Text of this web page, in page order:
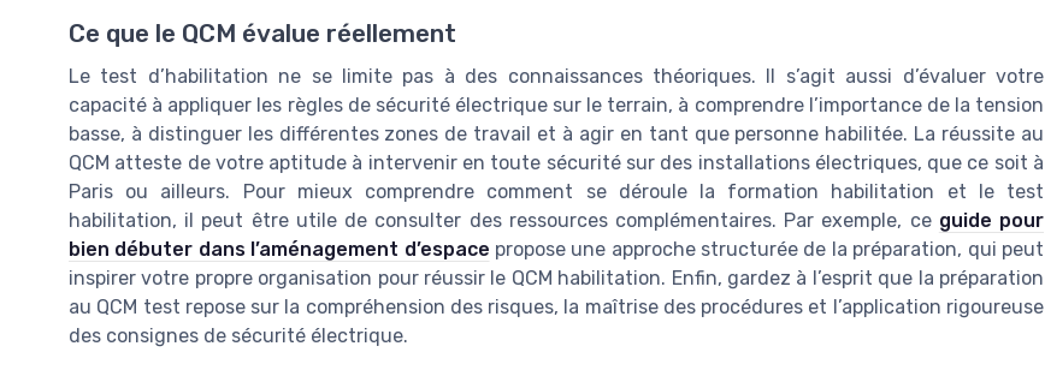
Ce que le QCM évalue réellement
Le test d’habilitation ne se limite pas à des connaissances théoriques. Il s’agit aussi d’évaluer votre
capacité à appliquer les règles de sécurité électrique sur le terrain, à comprendre l’importance de la tension
basse, à distinguer les différentes zones de travail et à agir en tant que personne habilitée. La réussite au
QCM atteste de votre aptitude à intervenir en toute sécurité sur des installations électriques, que ce soit à
Paris ou ailleurs. Pour mieux comprendre comment se déroule la formation habilitation et le test
habilitation, il peut être utile de consulter des ressources complémentaires. Par exemple, ce guide pour
bien débuter dans l’aménagement d’espace propose une approche structurée de la préparation, qui peut
inspirer votre propre organisation pour réussir le QCM habilitation. Enfin, gardez à l’esprit que la préparation
au QCM test repose sur la compréhension des risques, la maîtrise des procédures et l’application rigoureuse
des consignes de sécurité électrique.